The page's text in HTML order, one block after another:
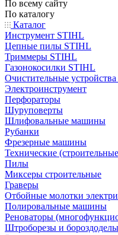
По всему сайту
По каталогу
Каталог
Инструмент STIHL
Цепные пилы STIHL
Триммеры STIHL
Газонокосилки STIHL
Очистительные
Электроинструмент
Перфораторы
Шуруповерты
Шлифовальные машины
Рубанки
Фрезерные машины
Технические
Пилы
Миксеры строительные
Граверы
Отбойные молотки
Полировальные машины
Реноваторы
Штроборезы и бороздоделы